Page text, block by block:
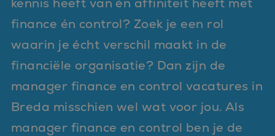
finance én control? Zoek je een rol
waarin je écht verschil maakt in de
financiële organisatie? Dan zijn de
manager finance en control vacatures in
Breda misschien wel wat voor jou. Als
manager finance en control ben je de